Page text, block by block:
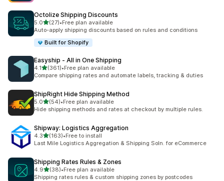
Octolize Shipping Discounts
5.05つ星中
(27)
合計レビュー数：27件
•Free plan available
Auto-apply shipping discounts based on rules and conditions
Built for Shopify
Easyship ‑ All in One Shipping
4.15つ星中
(361)
合計レビュー数：361件
•Free plan available
Compare shipping rates and automate labels, tracking & duties
ShipRight Hide Shipping Method
5.05つ星中
(54)
合計レビュー数：54件
•Free plan available
Hide shipping methods and rates at checkout by multiple rules.
Shipway: Logistics Aggregation
4.35つ星中
(163)
合計レビュー数：163件
•Free to install
Last Mile Logistics Aggregation & Shipping Soln. for eCommerce
Shipping Rates Rules & Zones
4.95つ星中
(38)
合計レビュー数：38件
•Free plan available
Shipping rates rules & custom shipping zones by postcodes